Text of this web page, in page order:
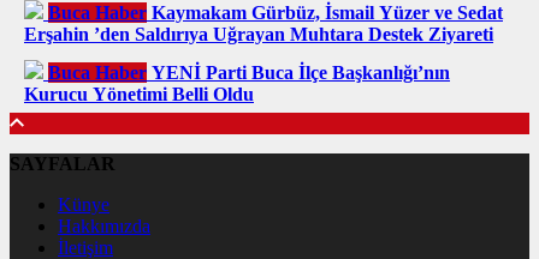
Buca Haber Kaymakam Gürbüz, İsmail Yüzer ve Sedat
Erşahin ’den Saldırıya Uğrayan Muhtara Destek Ziyareti
Buca Haber YENİ Parti Buca İlçe Başkanlığı’nın
Kurucu Yönetimi Belli Oldu
SAYFALAR
Künye
Hakkımızda
İletişim